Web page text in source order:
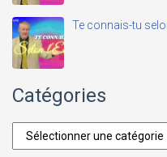
Te connais-tu
Catégories
Catégories